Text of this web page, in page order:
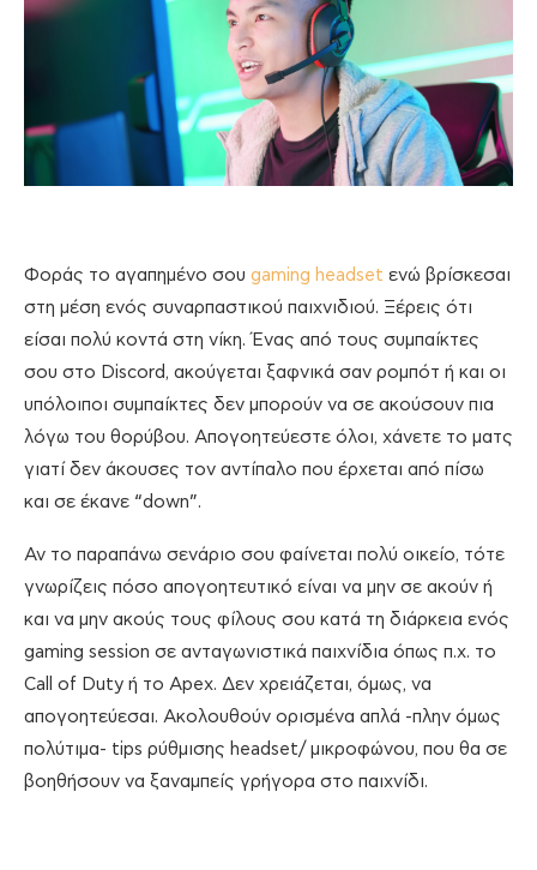
Φοράς το αγαπημένο σου gaming headset ενώ βρίσκεσαι
στη μέση ενός συναρπαστικού παιχνιδιού. Ξέρεις ότι
είσαι πολύ κοντά στη νίκη. Ένας από τους συμπαίκτες
σου στο Discord, ακούγεται ξαφνικά σαν ρομπότ ή και οι
υπόλοιποι συμπαίκτες δεν μπορούν να σε ακούσουν πια
λόγω του θορύβου. Απογοητεύεστε όλοι, χάνετε το ματς
γιατί δεν άκουσες τον αντίπαλο που έρχεται από πίσω
και σε έκανε “down”.
Αν το παραπάνω σενάριο σου φαίνεται πολύ οικείο, τότε
γνωρίζεις πόσο απογοητευτικό είναι να μην σε ακούν ή
και να μην ακούς τους φίλους σου κατά τη διάρκεια ενός
gaming session σε ανταγωνιστικά παιχνίδια όπως π.χ. το
Call of Duty ή το Apex. Δεν χρειάζεται, όμως, να
απογοητεύεσαι. Ακολουθούν ορισμένα απλά -πλην όμως
πολύτιμα- tips ρύθμισης headset/ μικροφώνου, που θα σε
βοηθήσουν να ξαναμπείς γρήγορα στο παιχνίδι.